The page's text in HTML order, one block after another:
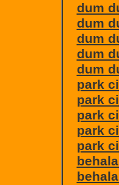
dum
dum
dum
dum
dum
park
park
park
park
park